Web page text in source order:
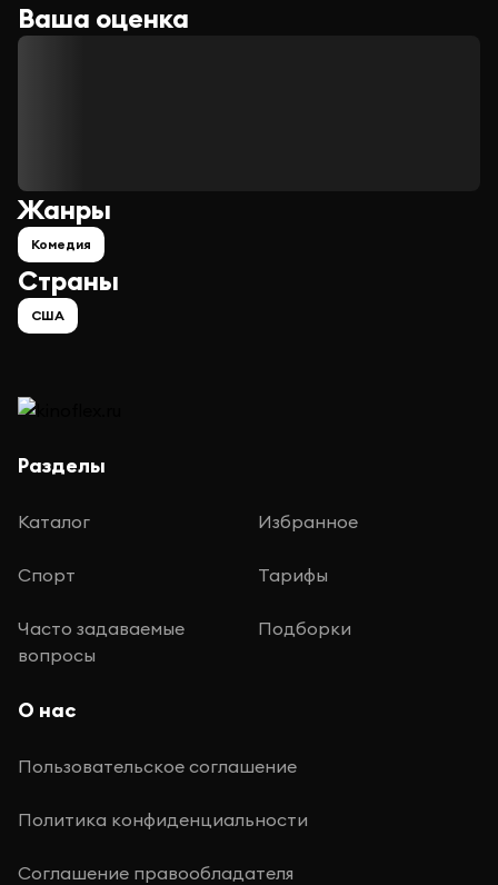
Ваша оценка
Страны
США
Жанры
Комедия
Разделы
Каталог Избранное
Спорт Тарифы
Часто задаваемые
вопросы
Подборки
О нас
Пользовательское соглашение
Политика конфиденциальности
Соглашение правообладателя